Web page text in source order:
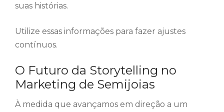
suas histórias.
Utilize essas informações para fazer ajustes
contínuos.
O Futuro da Storytelling no
Marketing de Semijoias
À medida que avançamos em direção a um